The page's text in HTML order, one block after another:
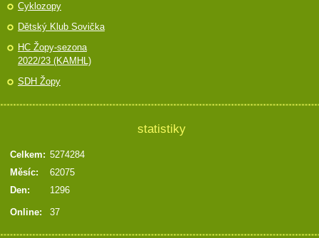
Cyklozopy
Dětský Klub Sovička
HC Žopy-sezona
2022/23 (KAMHL)
SDH Žopy
statistiky
Online: 37
Celkem: 5274284
Měsíc:
62075
Den:
1296